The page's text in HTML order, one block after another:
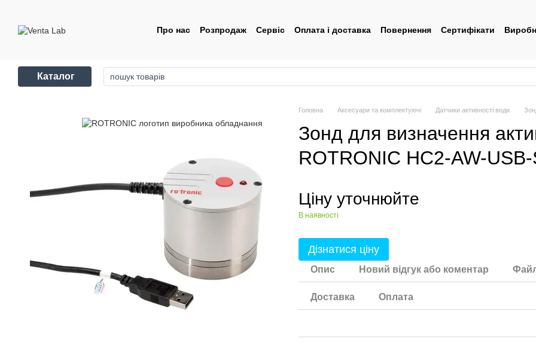
Про нас Розпродаж Сервіс Оплата і доставка Повернення Сертифікати
Каталог
Головна Аксесуари та комплектуючі Датчики активності води
Зонд для визначення
ROTRONIC HC2-AW-
Ціну уточнюйте
В наявності
Дізнатися ціну
Опис Новий відгук або коментар
Доставка Оплата